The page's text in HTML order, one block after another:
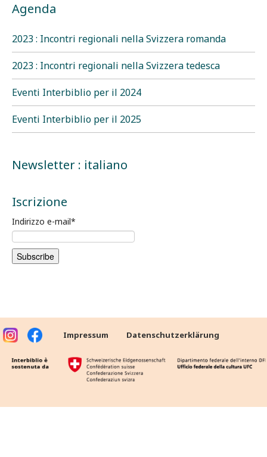
Agenda
2023 : Incontri regionali nella Svizzera romanda
2023 : Incontri regionali nella Svizzera tedesca
Eventi Interbiblio per il 2024
Eventi Interbiblio per il 2025
Newsletter : italiano
Iscrizione
Indirizzo e-mail*
Impressum Datenschutzerklärung